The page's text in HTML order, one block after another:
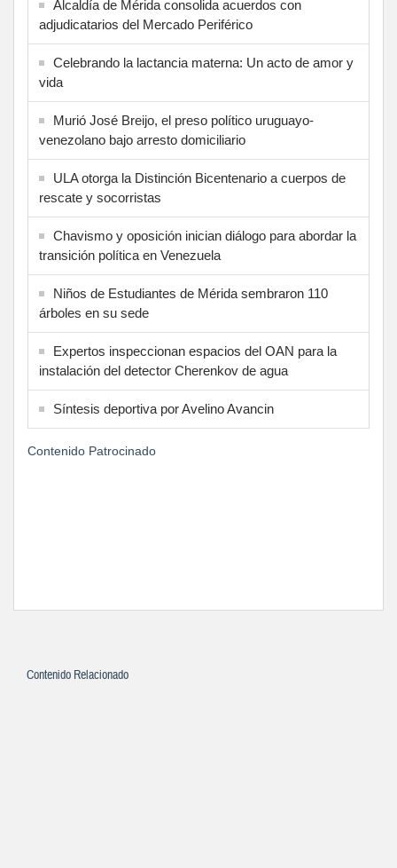
Alcaldía de Mérida consolida acuerdos con
adjudicatarios del Mercado Periférico
Celebrando la lactancia materna: Un acto de amor y
vida
Murió José Breijo, el preso político uruguayo-
venezolano bajo arresto domiciliario
ULA otorga la Distinción Bicentenario a cuerpos de
rescate y socorristas
Chavismo y oposición inician diálogo para abordar la
transición política en Venezuela
Niños de Estudiantes de Mérida sembraron 110
árboles en su sede
Expertos inspeccionan espacios del OAN para la
instalación del detector Cherenkov de agua
Síntesis deportiva por Avelino Avancin
Contenido Patrocinado
Contenido Relacionado